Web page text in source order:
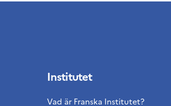
Institutet
Vad är Franska Institutet?